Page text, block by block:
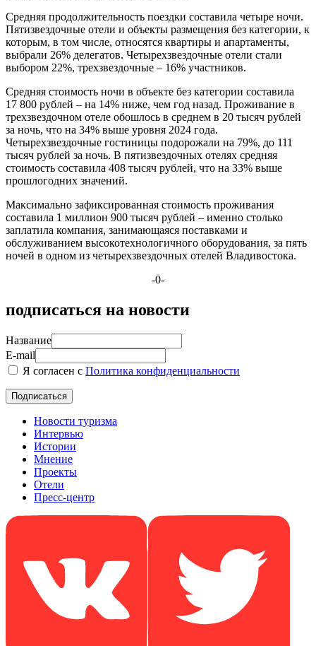
Средняя продолжительность поездки составила четыре ночи.
Пятизвездочные отели и объекты размещения без категории, к
которым, в том числе, относятся квартиры и апартаменты,
выбрали 26% делегатов. Четырехзвездочные отели стали
выбором 22%, трехзвездочные – 16% участников.
Средняя стоимость ночи в объекте без категории составила
17 800 рублей – на 14% ниже, чем год назад. Проживание в
трехзвездочном отеле обошлось в среднем в 20 тысяч рублей
за ночь, что на 34% выше уровня 2024 года.
Четырехзвездочные гостиницы подорожали на 79%, до 111
тысяч рублей за ночь. В пятизвездочных отелях средняя
стоимость составила 408 тысяч рублей, что на 33% выше
прошлогодних значений.
Максимально зафиксированная стоимость проживания
составила 1 миллион 900 тысяч рублей – именно столько
заплатила компания, занимающаяся поставками и
обслуживанием высокотехнологичного оборудования, за пять
ночей в одном из четырехзвездочных отелей Владивостока.
-0-
подписаться на новости
Название
E-mail
Я согласен с Политика конфиденциальности
Новости туризма
Интервью
Истории
Мнение
Проекты
Отели
Пресс-центр